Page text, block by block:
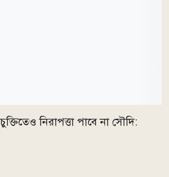
নিরাপত্তা পাবে না সৌদি: